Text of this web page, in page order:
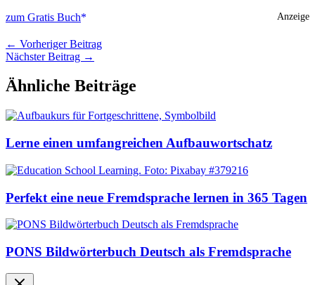
Anzeige
zum Gratis Buch
← Vorheriger Beitrag
Nächster Beitrag →
Ähnliche Beiträge
Lerne einen umfangreichen Aufbauwortschatz
Perfekt eine neue Fremdsprache lernen in 365 Tagen
PONS Bildwörterbuch Deutsch als Fremdsprache